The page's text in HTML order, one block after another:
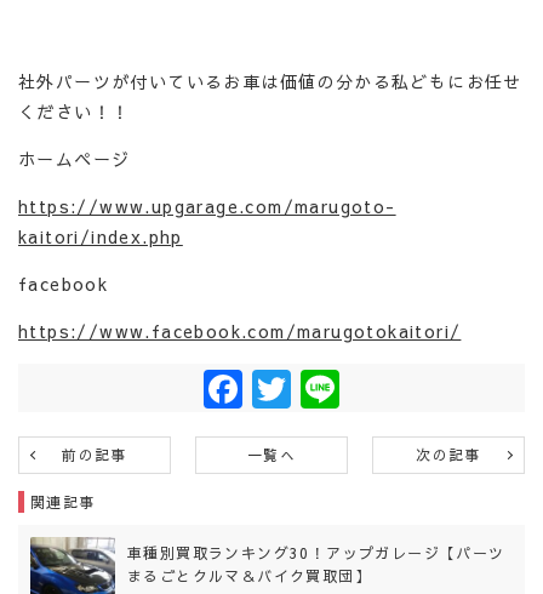
社外パーツが付いているお車は価値の分かる私どもにお任せ
ください！！
ホームページ
https://www.upgarage.com/marugoto-
kaitori/index.php
facebook
https://www.facebook.com/marugotokaitori/
Facebook
Twitter
前の記事 一覧へ 次の記事
関連記事
車種別買取ランキング30！アップガレージ【パーツ
まるごとクルマ＆バイク買取団】